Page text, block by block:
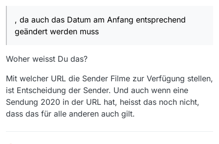
, da auch das Datum am Anfang entsprechend
geändert werden muss
Woher weisst Du das?
Mit welcher URL die Sender Filme zur Verfügung stellen,
ist Entscheidung der Sender. Und auch wenn eine
Sendung 2020 in der URL hat, heisst das noch nicht,
dass das für alle anderen auch gilt.